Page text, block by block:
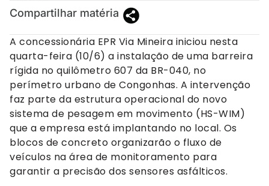
Compartilhar matéria
A concessionária EPR Via Mineira iniciou nesta
quarta-feira (10/6) a instalação de uma barreira
rígida no quilômetro 607 da BR-040, no
perímetro urbano de Congonhas. A intervenção
faz parte da estrutura operacional do novo
sistema de pesagem em movimento (HS-WIM)
que a empresa está implantando no local. Os
blocos de concreto organizarão o fluxo de
veículos na área de monitoramento para
garantir a precisão dos sensores asfálticos.